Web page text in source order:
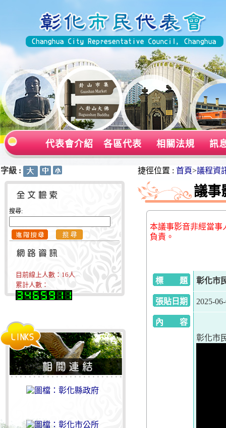
代表會介紹 各區代表 相關法規 訊
字級 :
搜尋:
目前線上人數： 16人
累計人數：
捷徑位置 : 首頁>議程資
議事
本議事影音非經當事
負責。
標 題 彰化市
張貼日期 2025-
內 容
彰化市